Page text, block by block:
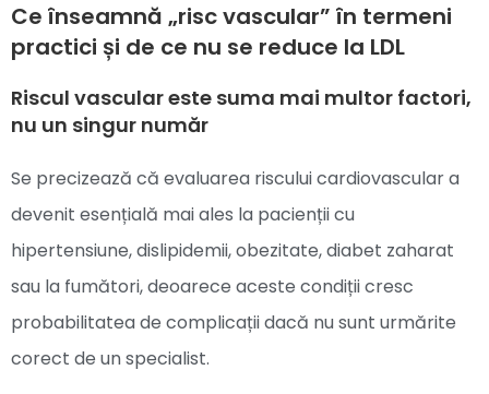
Ce înseamnă „risc vascular” în termeni
practici și de ce nu se reduce la LDL
Riscul vascular este suma mai multor factori,
nu un singur număr
Se precizează că evaluarea riscului cardiovascular a
devenit esențială mai ales la pacienții cu
hipertensiune, dislipidemii, obezitate, diabet zaharat
sau la fumători, deoarece aceste condiții cresc
probabilitatea de complicații dacă nu sunt urmărite
corect de un specialist.